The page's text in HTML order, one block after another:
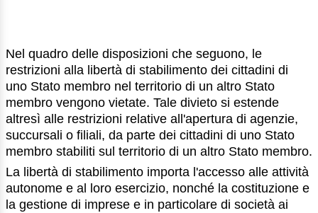
Nel quadro delle disposizioni che seguono, le
restrizioni alla libertà di stabilimento dei cittadini di
uno Stato membro nel territorio di un altro Stato
membro vengono vietate. Tale divieto si estende
altresì alle restrizioni relative all'apertura di agenzie,
succursali o filiali, da parte dei cittadini di uno Stato
membro stabiliti sul territorio di un altro Stato membro.
La libertà di stabilimento importa l'accesso alle attività
autonome e al loro esercizio, nonché la costituzione e
la gestione di imprese e in particolare di società ai